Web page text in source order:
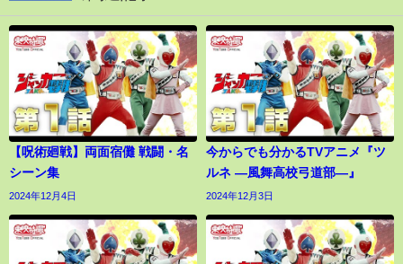
【呪術廻戦】両面宿儺 戦闘・名
シーン集
2024年12月4日
今からでも分かるTVアニメ『ツ
ルネ ―風舞高校弓道部―』
2024年12月3日